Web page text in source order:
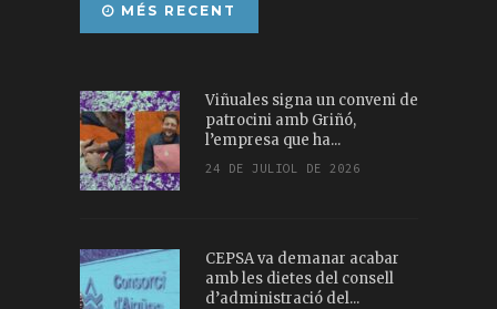
MÉS RECENT
Viñuales signa un conveni de
patrocini amb Griñó,
l’empresa que ha...
24 DE JULIOL DE 2026
CEPSA va demanar acabar
amb les dietes del consell
d’administració del...